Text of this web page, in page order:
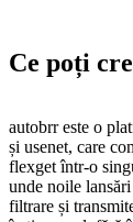
Ce poți
autobrr este o
și usenet, care
flexget într-o
unde noile
filtrare și